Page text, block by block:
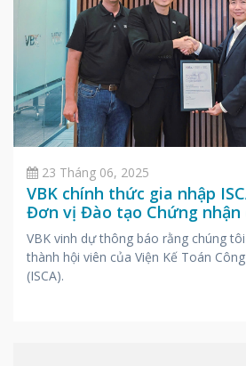
23 Tháng 06, 2025
VBK chính thức gia nhập
Đơn vị Đào tạo Chứng nhận
VBK vinh dự thông báo rằng chúng
thành hội viên của Viện Kế Toán
(ISCA).